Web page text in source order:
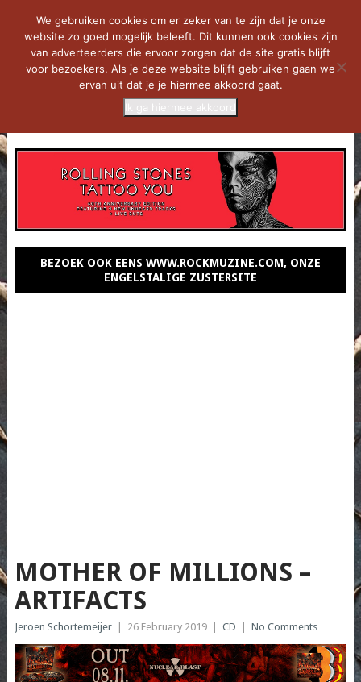
BEZOEK OOK EENS WWW.ROCKMUZINE.COM, ONZE
ENGELSTALIGE ZUSTERSITE
MOTHER OF MILLIONS –
ARTIFACTS
Jeroen Schortemeijer 26 February 2019 CD No Comments
We gebruiken cookies om er zeker van te zijn dat je onze
website zo goed mogelijk beleeft. Dit kunnen ook cookies zijn
van adverteerders die ervoor zorgen dat de site gratis blijft
voor bezoekers. Als je deze website blijft gebruiken gaan we
ervan uit dat je je hiermee akkoord gaat.
Ik ga hiermee akkoord